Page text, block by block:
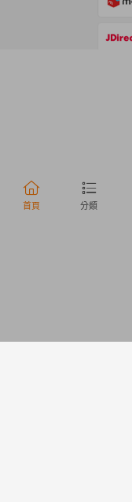
首頁 分類
行動購物